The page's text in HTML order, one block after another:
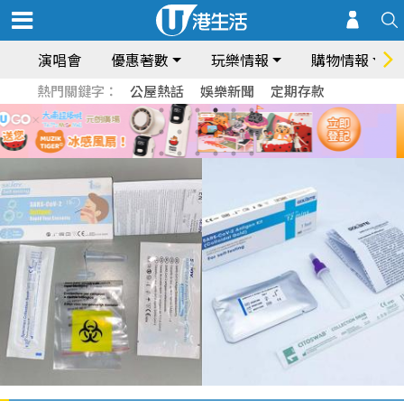
演唱會 優惠著數 玩樂情報 購物情報
熱門關鍵字： 公屋熱話 娛樂新聞 定期存款